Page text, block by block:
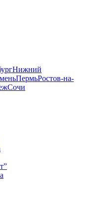
Нижний
ПермьРостов-на-
Сочи